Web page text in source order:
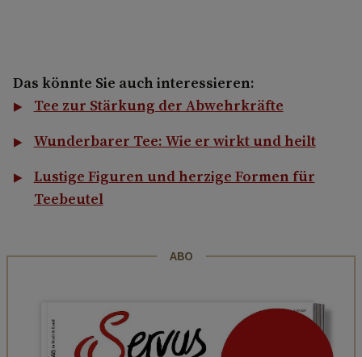
Das könnte Sie auch interessieren:
Tee zur Stärkung der Abwehrkräfte
Wunderbarer Tee: Wie er wirkt und heilt
Lustige Figuren und herzige Formen für
Teebeutel
ABO